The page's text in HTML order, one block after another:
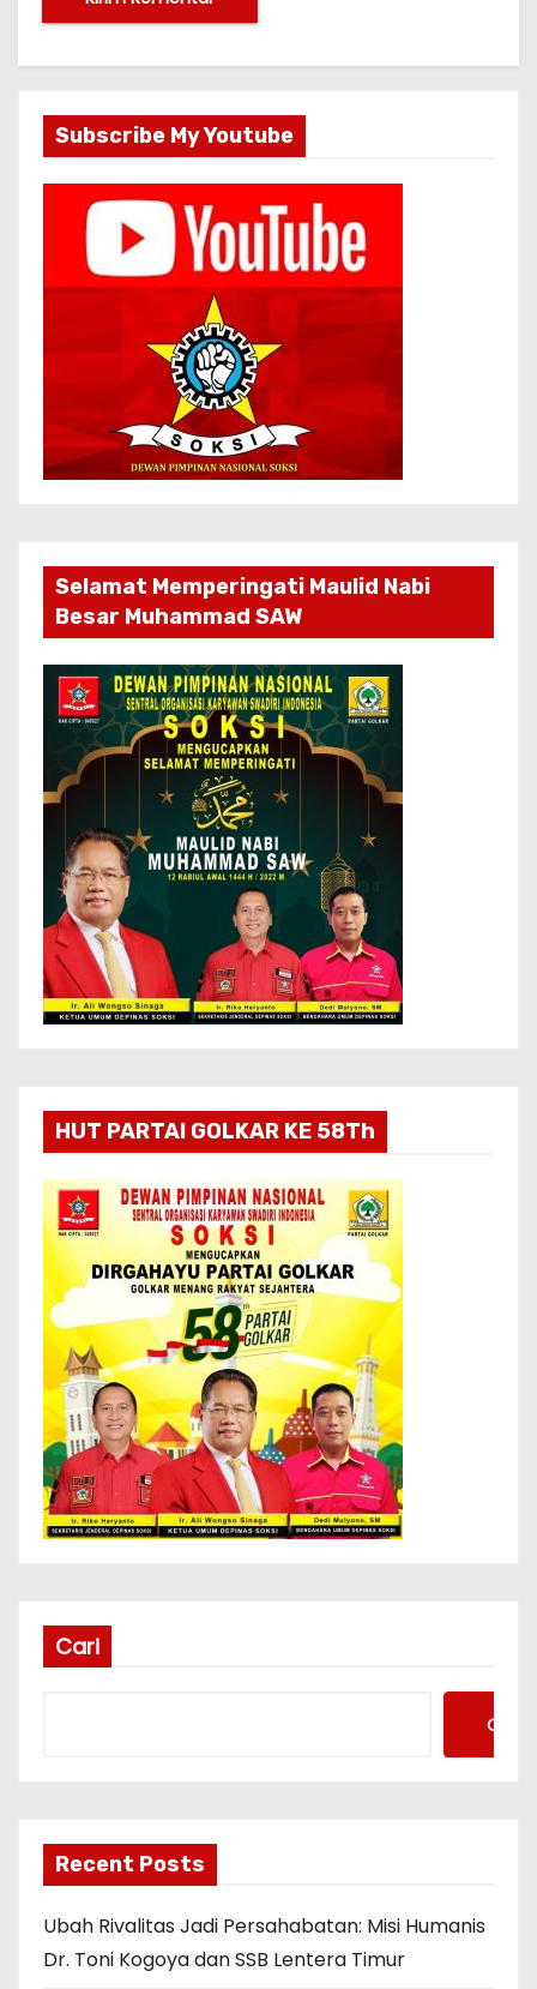
Subscribe My Youtube
Selamat Memperingati Maulid Nabi
Besar Muhammad SAW
HUT PARTAI GOLKAR KE 58Th
Cari
Cari
Recent Posts
Ubah Rivalitas Jadi Persahabatan: Misi Humanis
Dr. Toni Kogoya dan SSB Lentera Timur